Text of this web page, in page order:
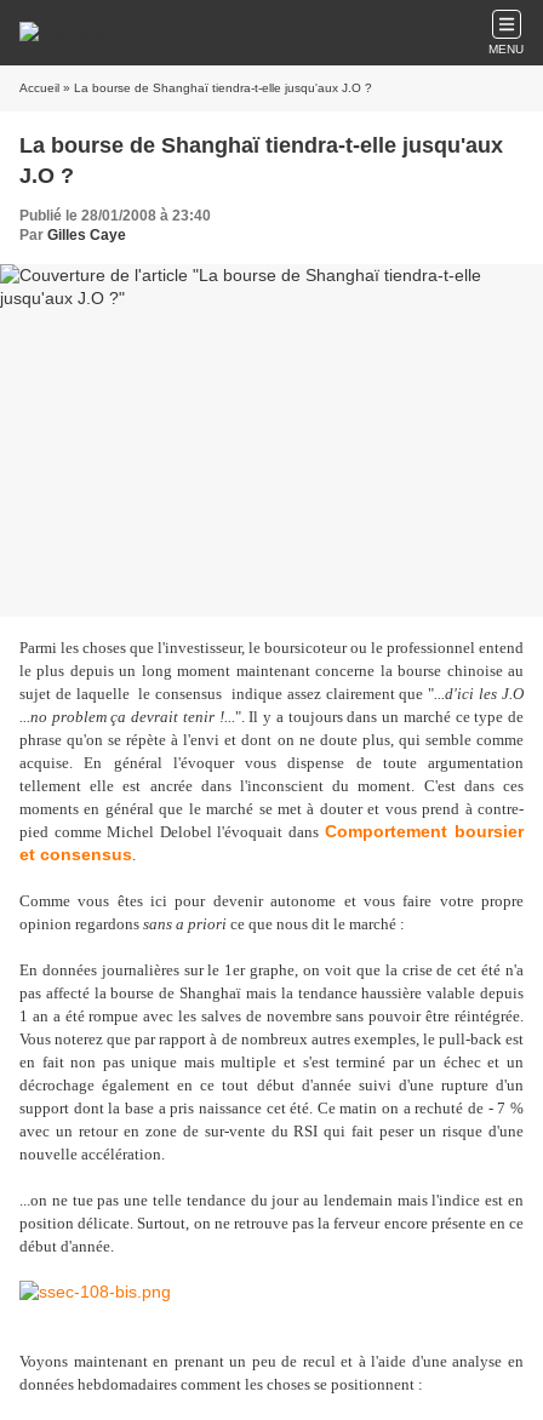
MENU
Accueil » La bourse de Shanghaï tiendra-t-elle jusqu'aux J.O ?
La bourse de Shanghaï tiendra-t-elle jusqu'aux
J.O ?
Publié le 28/01/2008 à 23:40
Par Gilles Caye
Parmi les choses que l'investisseur, le boursicoteur ou le professionnel entend
le plus depuis un long moment maintenant concerne la bourse chinoise au
sujet de laquelle le consensus indique assez clairement que "...d'ici les J.O
...no problem ça devrait tenir !...". Il y a toujours dans un marché ce type de
phrase qu'on se répète à l'envi et dont on ne doute plus, qui semble comme
acquise. En général l'évoquer vous dispense de toute argumentation
tellement elle est ancrée dans l'inconscient du moment. C'est dans ces
moments en général que le marché se met à douter et vous prend à contre-
pied comme Michel Delobel l'évoquait dans Comportement boursier
et consensus.
Comme vous êtes ici pour devenir autonome et vous faire votre propre
opinion regardons sans a priori ce que nous dit le marché :
En données journalières sur le 1er graphe, on voit que la crise de cet été n'a
pas affecté la bourse de Shanghaï mais la tendance haussière valable depuis
1 an a été rompue avec les salves de novembre sans pouvoir être réintégrée.
Vous noterez que par rapport à de nombreux autres exemples, le pull-back est
en fait non pas unique mais multiple et s'est terminé par un échec et un
décrochage également en ce tout début d'année suivi d'une rupture d'un
support dont la base a pris naissance cet été. Ce matin on a rechuté de - 7 %
avec un retour en zone de sur-vente du RSI qui fait peser un risque d'une
nouvelle accélération.
...on ne tue pas une telle tendance du jour au lendemain mais l'indice est en
position délicate. Surtout, on ne retrouve pas la ferveur encore présente en ce
début d'année.
Voyons maintenant en prenant un peu de recul et à l'aide d'une analyse en
données hebdomadaires comment les choses se positionnent :